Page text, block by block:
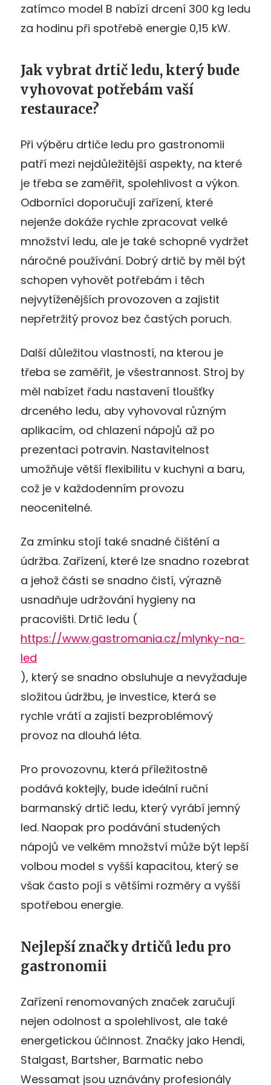
zatímco model B nabízí drcení 300 kg ledu
za hodinu při spotřebě energie 0,15 kW.
Jak vybrat drtič ledu, který bude
vyhovovat potřebám vaší
restaurace?
Při výběru drtiče ledu pro gastronomii
patří mezi nejdůležitější aspekty, na které
je třeba se zaměřit, spolehlivost a výkon.
Odborníci doporučují zařízení, které
nejenže dokáže rychle zpracovat velké
množství ledu, ale je také schopné vydržet
náročné používání. Dobrý drtič by měl být
schopen vyhovět potřebám i těch
nejvytíženějších provozoven a zajistit
nepřetržitý provoz bez častých poruch.
Další důležitou vlastností, na kterou je
třeba se zaměřit, je všestrannost. Stroj by
měl nabízet řadu nastavení tloušťky
drceného ledu, aby vyhovoval různým
aplikacím, od chlazení nápojů až po
prezentaci potravin. Nastavitelnost
umožňuje větší flexibilitu v kuchyni a baru,
což je v každodenním provozu
neocenitelné.
Za zmínku stojí také snadné čištění a
údržba. Zařízení, které lze snadno rozebrat
a jehož části se snadno čistí, výrazně
usnadňuje udržování hygieny na
pracovišti. Drtič ledu (
https://www.gastromania.cz/mlynky-na-
led
), který se snadno obsluhuje a nevyžaduje
složitou údržbu, je investice, která se
rychle vrátí a zajistí bezproblémový
provoz na dlouhá léta.
Pro provozovnu, která příležitostně
podává koktejly, bude ideální ruční
barmanský drtič ledu, který vyrábí jemný
led. Naopak pro podávání studených
nápojů ve velkém množství může být lepší
volbou model s vyšší kapacitou, který se
však často pojí s většími rozměry a vyšší
spotřebou energie.
Nejlepší značky drtičů ledu pro
gastronomii
Zařízení renomovaných značek zaručují
nejen odolnost a spolehlivost, ale také
energetickou účinnost. Značky jako Hendi,
Stalgast, Bartsher, Barmatic nebo
Wessamat jsou uznávány profesionály